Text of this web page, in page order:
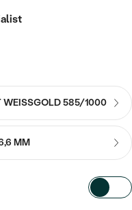
WEISSGOLD 585/1000
MM